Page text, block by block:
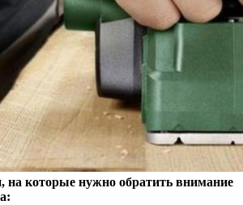
которые нужно обратить внимание